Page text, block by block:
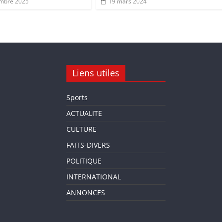
Liens utiles
Sports
ACTUALITE
CULTURE
FAITS-DIVERS
POLITIQUE
INTERNATIONAL
ANNONCES